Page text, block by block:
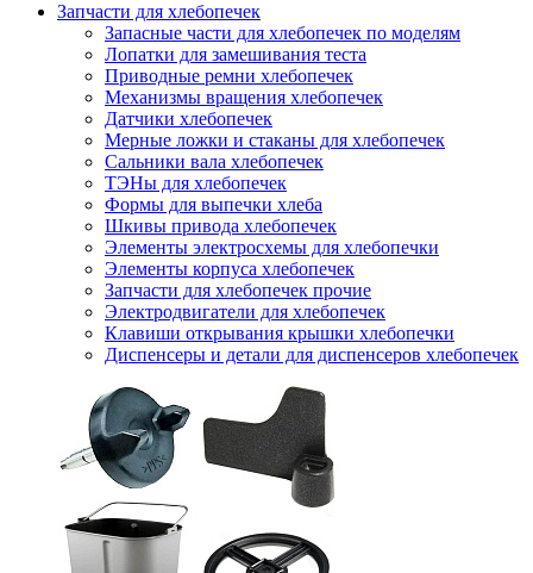
Запчасти для хлебопечек
Запасные части для хлебопечек по моделям
Лопатки для замешивания теста
Приводные ремни хлебопечек
Механизмы вращения хлебопечек
Датчики хлебопечек
Мерные ложки и стаканы для хлебопечек
Сальники вала хлебопечек
ТЭНы для хлебопечек
Формы для выпечки хлеба
Шкивы привода хлебопечек
Элементы электросхемы для хлебопечки
Элементы корпуса хлебопечек
Запчасти для хлебопечек прочие
Электродвигатели для хлебопечек
Клавиши открывания крышки хлебопечки
Диспенсеры и детали для диспенсеров хлебопечек